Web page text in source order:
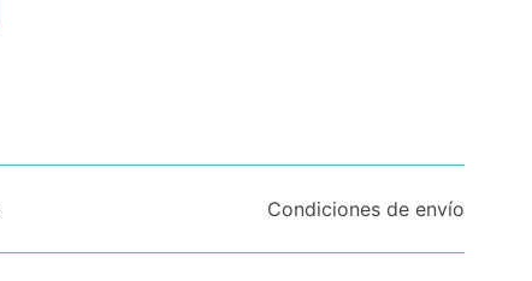
Condiciones de envío